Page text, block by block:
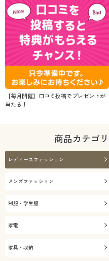
【毎月開催】口コミ投稿でプレゼントが
当たる！
商品カテゴ
レディースファッション
メンズファッション
制服・学生服
家電
家具・収納